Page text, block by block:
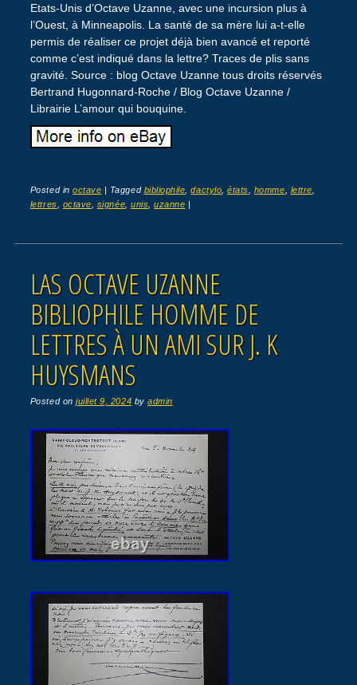
Etats-Unis d’Octave Uzanne, avec une incursion plus à
l’Ouest, à Minneapolis. La santé de sa mère lui a-t-elle
permis de réaliser ce projet déjà bien avancé et reporté
comme c’est indiqué dans la lettre? Traces de plis sans
gravité. Source : blog Octave Uzanne tous droits réservés
Bertrand Hugonnard-Roche / Blog Octave Uzanne /
Librairie L’amour qui bouquine.
Posted inoctave | Tagged bibliophile ,dactylo ,états homme lettre
lettres
octave signée ,unis ,uzanne |
LAS OCTAVE UZANNE
BIBLIOPHILE HOMME DE
LETTRES À UN AMI SUR J. K
HUYSMANS
Posted onjuillet 9, 2024 byadmin